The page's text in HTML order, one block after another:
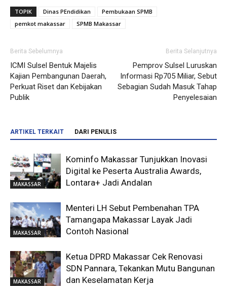
TOPIK Dinas PEndidikan
Pembukaan SPMB
pemkot makassar
SPMB Makassar
Berita Sebelumnya
ICMI Sulsel Bentuk Majelis
Kajian Pembangunan Daerah,
Perkuat Riset dan Kebijakan
Publik
Berita Selanjutnya
Pemprov Sulsel Luruskan
Informasi Rp705 Miliar, Sebut
Sebagian Sudah Masuk Tahap
Penyelesaian
ARTIKEL TERKAIT DARI PENULIS
MAKASSAR
Kominfo Makassar Tunjukkan Inovasi
Digital ke Peserta Australia Awards,
Lontara+ Jadi Andalan
MAKASSAR
Menteri LH Sebut Pembenahan TPA
Tamangapa Makassar Layak Jadi
Contoh Nasional
MAKASSAR
Ketua DPRD Makassar Cek Renovasi
SDN Pannara, Tekankan Mutu Bangunan
dan Keselamatan Kerja